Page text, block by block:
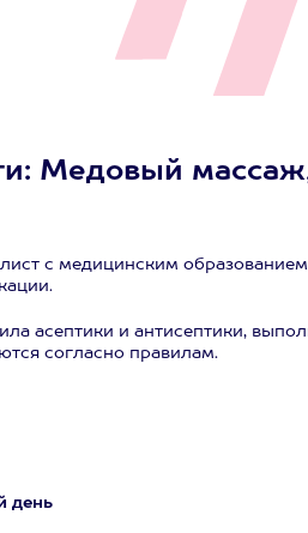
Медовый
с медицинским
асептики и антисептики,
согласно правилам.
день